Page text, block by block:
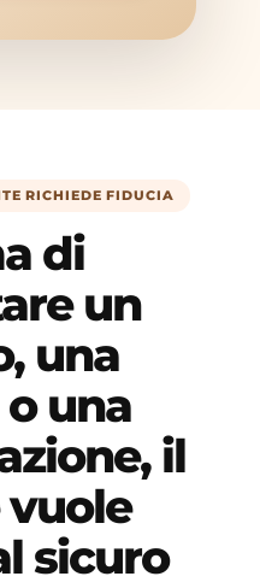
RICHIEDE FIDUCIA
di
un
una
una
il
sicuro